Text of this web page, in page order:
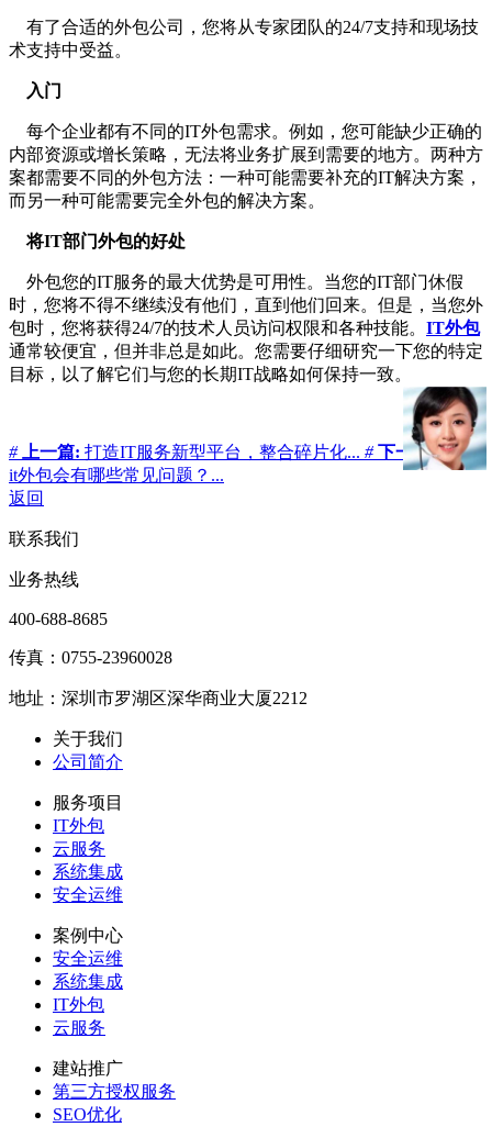
有了合适的外包公司，您将从专家团队的24/7支持和现场技
术支持中受益。
入门
每个企业都有不同的IT外包需求。例如，您可能缺少正确的
内部资源或增长策略，无法将业务扩展到需要的地方。两种方
案都需要不同的外包方法：一种可能需要补充的IT解决方案，
而另一种可能需要完全外包的解决方案。
将IT部门外包的好处
外包您的IT服务的最大优势是可用性。当您的IT部门休假
时，您将不得不继续没有他们，直到他们回来。但是，当您外
包时，您将获得24/7的技术人员访问权限和各种技能。 IT外包
通常较便宜，但并非总是如此。您需要仔细研究一下您的特定
目标，以了解它们与您的长期IT战略如何保持一致。
# 上一篇: 打造IT服务新型平台，整合碎片化... # 下一篇: 公司
it外包会有哪些常见问题？...
返回
联系我们
业务热线
400-688-8685
传真：0755-23960028
地址：深圳市罗湖区深华商业大厦2212
关于我们
公司简介
服务项目
IT外包
云服务
系统集成
安全运维
案例中心
安全运维
系统集成
IT外包
云服务
建站推广
第三方授权服务
SEO优化